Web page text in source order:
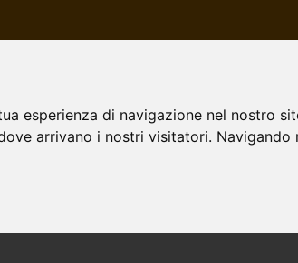
esperienza di navigazione nel nostro
arrivano i nostri visitatori.